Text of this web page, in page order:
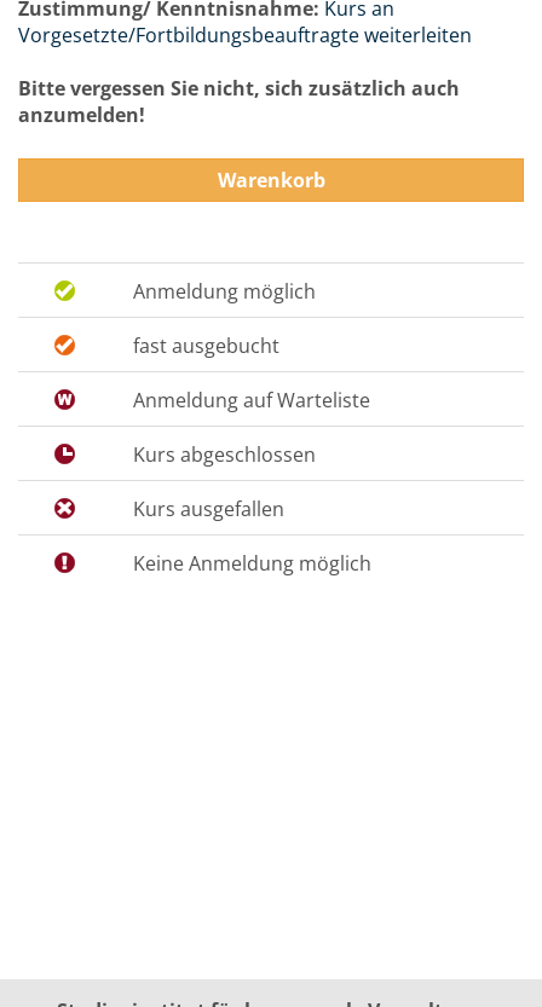
Zustimmung/ Kenntnisnahme: Kurs an
Vorgesetzte/Fortbildungsbeauftragte weiterleiten
Bitte vergessen Sie nicht, sich zusätzlich auch
anzumelden!
Warenkorb
Anmeldung möglich
fast ausgebucht
Anmeldung auf Warteliste
Kurs abgeschlossen
Kurs ausgefallen
Keine Anmeldung möglich